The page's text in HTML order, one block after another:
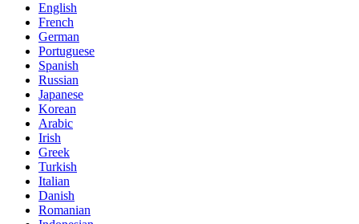
English
French
German
Portuguese
Spanish
Russian
Japanese
Korean
Arabic
Irish
Greek
Turkish
Italian
Danish
Romanian